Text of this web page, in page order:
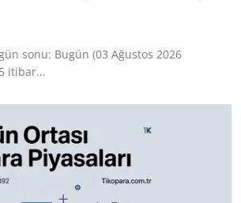
sonu: Bugün (03 Ağustos 2026
itibar...